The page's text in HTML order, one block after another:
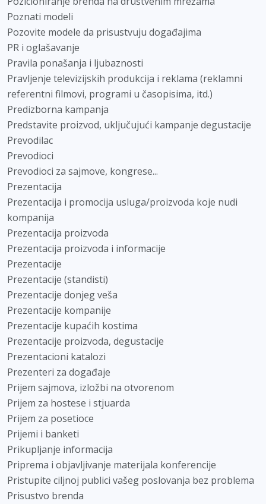
Poznati modeli
Pozovite modele da prisustvuju događajima
PR i oglašavanje
Pravila ponašanja i ljubaznosti
Pravljenje televizijskih produkcija i reklama (reklamni
referentni filmovi, programi u časopisima, itd.)
Predizborna kampanja
Predstavite proizvod, uključujući kampanje degustacije
Prevodilac
Prevodioci
Prevodioci za sajmove, kongrese...
Prezentacija
Prezentacija i promocija usluga/proizvoda koje nudi
kompanija
Prezentacija proizvoda
Prezentacija proizvoda i informacije
Prezentacije
Prezentacije (standisti)
Prezentacije donjeg veša
Prezentacije kompanije
Prezentacije kupaćih kostima
Prezentacije proizvoda, degustacije
Prezentacioni katalozi
Prezenteri za događaje
Prijem sajmova, izložbi na otvorenom
Prijem za hostese i stjuarda
Prijem za posetioce
Prijemi i banketi
Prikupljanje informacija
Priprema i objavljivanje materijala konferencije
Pristupite ciljnoj publici vašeg poslovanja bez problema
Prisustvo brenda